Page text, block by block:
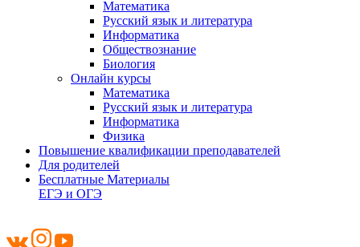
Математика
Русский язык и литература
Информатика
Обществознание
Биология
Онлайн курсы
Математика
Русский язык и литература
Информатика
Физика
Повышение квалификации преподавателей
Для родителей
Бесплатные Материалы
ЕГЭ и ОГЭ